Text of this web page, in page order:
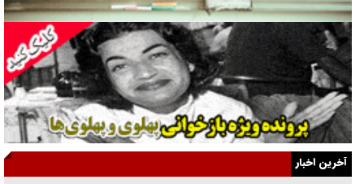
جنجال پزشکان تقلبی در صنعت زیبایی
یهودی‌ها در ادبیات داستانی اروپا؛ از شکسپیر تا دیکنز
گفت‌وگو با خواهر یکی از شهدای جنگ رمضان/ خواهرم فرمانده جهادی و
اهل خدمت بی‌منت بود
جزئیات شکنجه‌هایم فراتر از آن است که در بیان بگنجد!
آخرین اخبار